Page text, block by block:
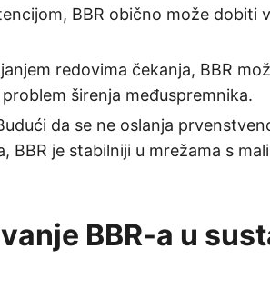
BBR obično može dobiti
redovima čekanja, BBR
širenja međuspremnika.
da se ne oslanja
BBR je stabilniji u mrežama s
BBR-a u